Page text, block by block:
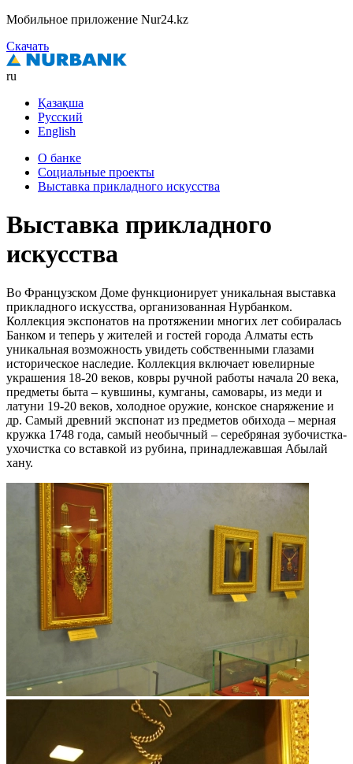
Мобильное приложение Nur24.kz
Скачать
ru
Қазақша
Русский
English
О банке
Социальные проекты
Выставка прикладного искусства
Выставка прикладного
искусства
Во Французском Доме функционирует уникальная выставка
прикладного искусства, организованная Нурбанком.
Коллекция экспонатов на протяжении многих лет собиралась
Банком и теперь у жителей и гостей города Алматы есть
уникальная возможность увидеть собственными глазами
историческое наследие. Коллекция включает ювелирные
украшения 18-20 веков, ковры ручной работы начала 20 века,
предметы быта – кувшины, кумганы, самовары, из меди и
латуни 19-20 веков, холодное оружие, конское снаряжение и
др. Самый древний экспонат из предметов обихода – мерная
кружка 1748 года, самый необычный – серебряная зубочистка-
ухочистка со вставкой из рубина, принадлежавшая Абылай
хану.